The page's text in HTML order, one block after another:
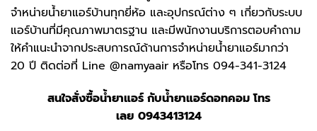
จำหน่ายน้ำยาแอร์บ้านทุกยี่ห้อ และอุปกรณ์ต่าง ๆ เกี่ยวกับระบบ
แอร์บ้านที่มีคุณภาพมาตรฐาน และมีพนักงานบริการตอบคำถาม
ให้คำแนะนำจากประสบการณ์ด้านการจำหน่ายน้ำยาแอร์มากว่า
20 ปี ติดต่อที่ Line @namyaair หรือโทร 094-341-3124
สนใจสั่งซื้อน้ำยาแอร์ กับน้ำยาแอร์ดอทคอมโทร
เลย 0943413124